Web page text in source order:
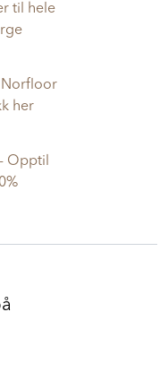
til hele
Norfloor
her
Opptil